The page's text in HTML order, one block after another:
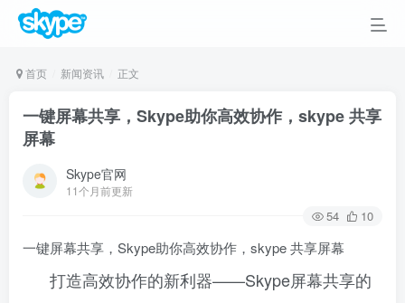
首页 新闻资讯 正文
一键屏幕共享，Skype助你高效协作，skype 共享
屏幕
Skype官网
11个月前更新
54 10
一键屏幕共享，Skype助你高效协作，skype 共享屏幕
打造高效协作的新利器——Skype屏幕共享的